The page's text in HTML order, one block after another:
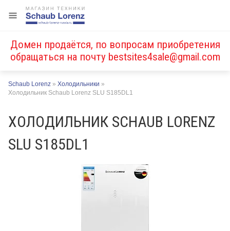
Домен продаётся, по вопросам приобретения
обращаться на почту bestsites4sale@gmail.com
Schaub Lorenz » Холодильники »
Холодильник Schaub Lorenz SLU S185DL1
ХОЛОДИЛЬНИК SCHAUB LORENZ
SLU S185DL1